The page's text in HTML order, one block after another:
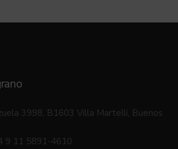
3998, B1603 Villa Martelli, Buenos
9 11 5891-4610